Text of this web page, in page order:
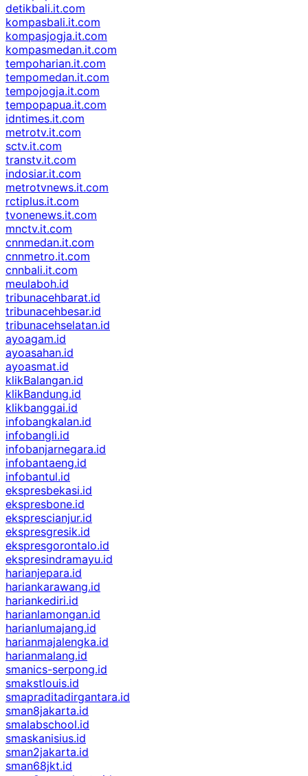
detikbali.it.com
kompasbali.it.com
kompasjogja.it.com
kompasmedan.it.com
tempoharian.it.com
tempomedan.it.com
tempojogja.it.com
tempopapua.it.com
idntimes.it.com
metrotv.it.com
sctv.it.com
transtv.it.com
indosiar.it.com
metrotvnews.it.com
rctiplus.it.com
tvonenews.it.com
mnctv.it.com
cnnmedan.it.com
cnnmetro.it.com
cnnbali.it.com
meulaboh.id
tribunacehbarat.id
tribunacehbesar.id
tribunacehselatan.id
ayoagam.id
ayoasahan.id
ayoasmat.id
klikBalangan.id
klikBandung.id
klikbanggai.id
infobangkalan.id
infobangli.id
infobanjarnegara.id
infobantaeng.id
infobantul.id
ekspresbekasi.id
ekspresbone.id
eksprescianjur.id
ekspresgresik.id
ekspresgorontalo.id
ekspresindramayu.id
harianjepara.id
hariankarawang.id
hariankediri.id
harianlamongan.id
harianlumajang.id
harianmajalengka.id
harianmalang.id
smanics-serpong.id
smakstlouis.id
smapraditadirgantara.id
sman8jakarta.id
smalabschool.id
smaskanisius.id
sman2jakarta.id
sman68jkt.id